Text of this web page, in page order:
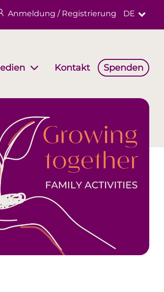
Anmeldung / Registrierung DE
Kontakt Spenden